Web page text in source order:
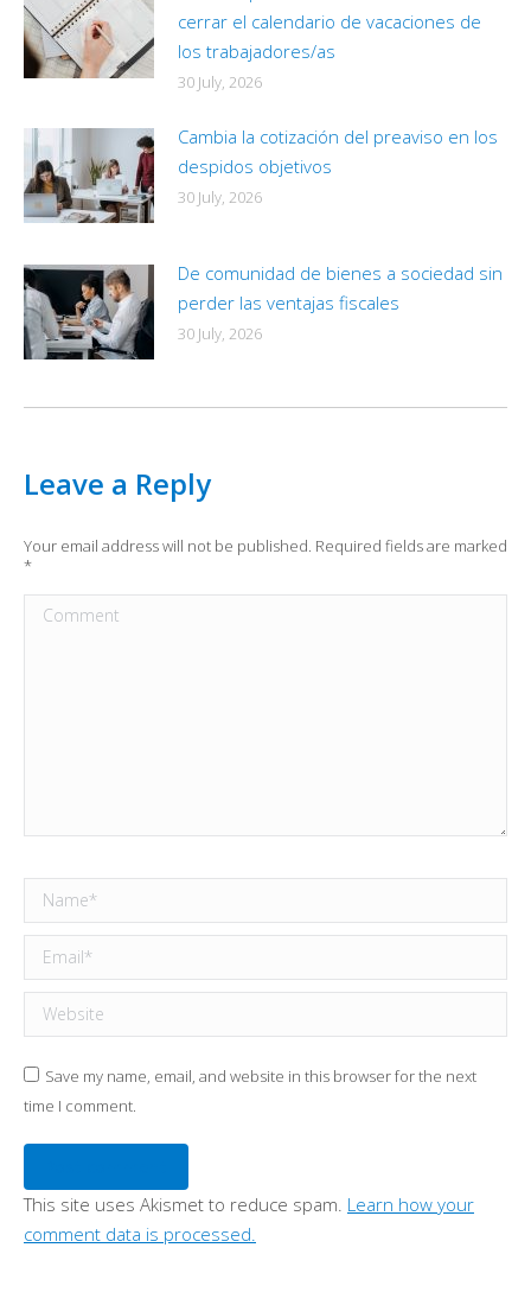
cerrar el calendario de vacaciones de
los trabajadores/as
30 July, 2026
Cambia la cotización del preaviso en los
despidos objetivos
30 July, 2026
De comunidad de bienes a sociedad sin
perder las ventajas fiscales
30 July, 2026
Leave a Reply
Your email address will not be published. Required fields are marked
*
Comment
Name *
Email *
Website
Save my name, email, and website in this browser for the next
time I comment.
This site uses Akismet to reduce spam. Learn how your
comment data is processed.